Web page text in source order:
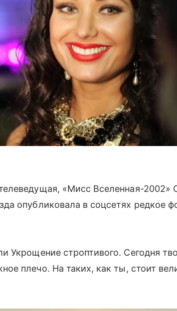
«Мисс Вселенная-2002»
опубликовала в соцсетях редкое
Укрощение строптивого. Сегодня
плечо. На таких, как ты, стоит